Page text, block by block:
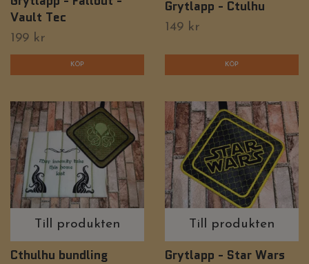
Vault Tec
199 kr
KÖP
Grytlapp - Ctulhu
149 kr
Till produkten
Cthulhu bundling
Till produkten
Grytlapp - Star Wars